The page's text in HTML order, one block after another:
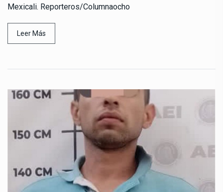
Mexicali. Reporteros/Columnaocho
Leer Más